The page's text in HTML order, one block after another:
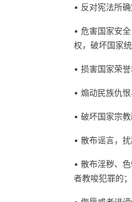
• 反对宪法所确
• 危害国家安
权，破坏国家统
• 损害国家荣誉
• 煽动民族仇
• 破坏国家宗
• 散布谣言，
• 散布淫秽、
者教唆犯罪的；